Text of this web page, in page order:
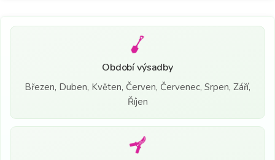
Období výsadby
Březen, Duben, Květen, Červen, Červenec, Srpen, Září,
Říjen